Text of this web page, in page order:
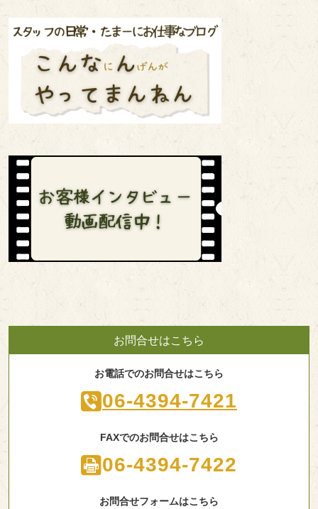
お問合せはこちら
お電話でのお問合せはこちら
06-4394-7421
FAXでのお問合せはこちら
06-4394-7422
お問合せフォームはこちら